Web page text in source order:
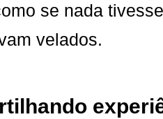
se nada
velados.